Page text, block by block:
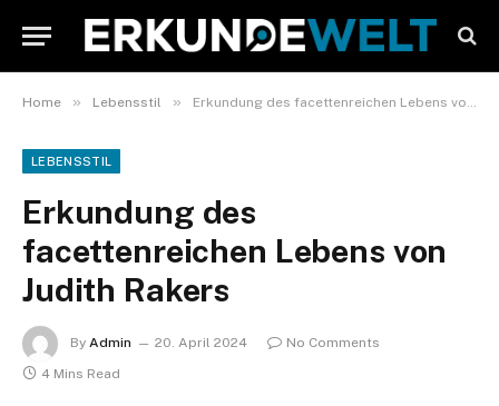
Home » Lebensstil » Erkundung des facettenreichen Lebens von Judith Rakers
LEBENSSTIL
Erkundung des
facettenreichen Lebens von
Judith Rakers
By Admin 20. April 2024
No Comments
4 Mins Read